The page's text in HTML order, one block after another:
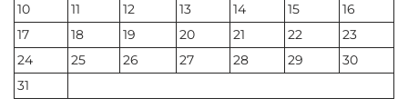
10
11 12 13 14 15
16
17
18 19 20 21 22
23
24
25 26 27 28 29
30
31